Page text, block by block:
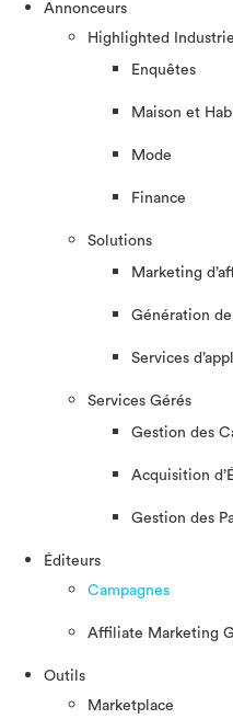
Annonceurs
Highlighted
Enquêtes
Maison et
Mode
Finance
Solutions
Marketing
Génération
Services
Services Gérés
Gestion des
Acquisition
Gestion des
Éditeurs
Campagnes
Affiliate Marketing
Outils
Marketplace